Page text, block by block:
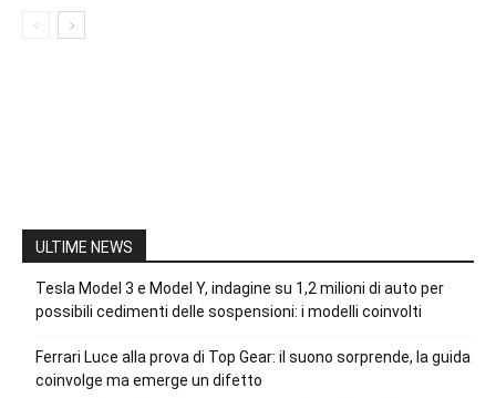
ULTIME NEWS
Tesla Model 3 e Model Y, indagine su 1,2 milioni di auto per
possibili cedimenti delle sospensioni: i modelli coinvolti
Ferrari Luce alla prova di Top Gear: il suono sorprende, la guida
coinvolge ma emerge un difetto